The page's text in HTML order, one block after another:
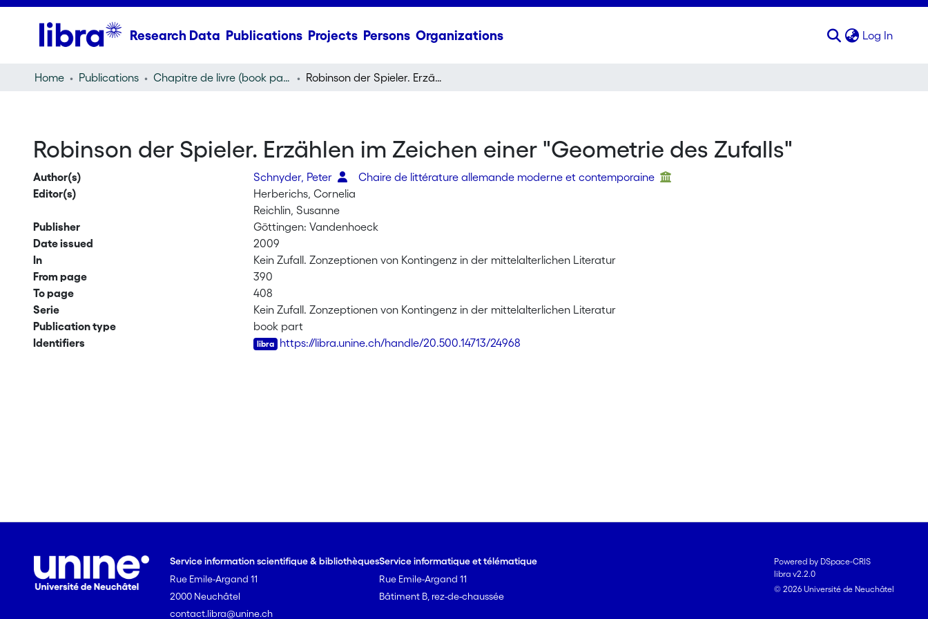
Research Data Publications Projects Persons Organizations Log In
Home Publications Chapitre de livre (book part) Robinson der Spieler. Erzählen im Zeichen einer "Geometrie des Zufalls"
Robinson der Spieler. Erzählen im Zeichen einer "Geometrie des Zufalls"
Author(s) Schnyder, Peter
Chaire de littérature allemande moderne et contemporaine
Editor(s)
Herberichs, Cornelia
Reichlin, Susanne
Publisher
Göttingen: Vandenhoeck
Date issued
2009
In
Kein Zufall. Zonzeptionen von Kontingenz in der mittelalterlichen Literatur
From page
390
To page
408
Serie
Kein Zufall. Zonzeptionen von Kontingenz in der mittelalterlichen Literatur
Publication type
book part
Identifiers
https://libra.unine.ch/handle/20.500.14713/24968
Service information scientifique & bibliothèques
Rue Emile-Argand 11
2000 Neuchâtel
contact.libra@unine.ch
Service informatique et télématique
Rue Emile-Argand 11
Bâtiment B, rez-de-chaussée
Powered by DSpace-CRIS
libra v2.2.0
© 2026 Université de Neuchâtel